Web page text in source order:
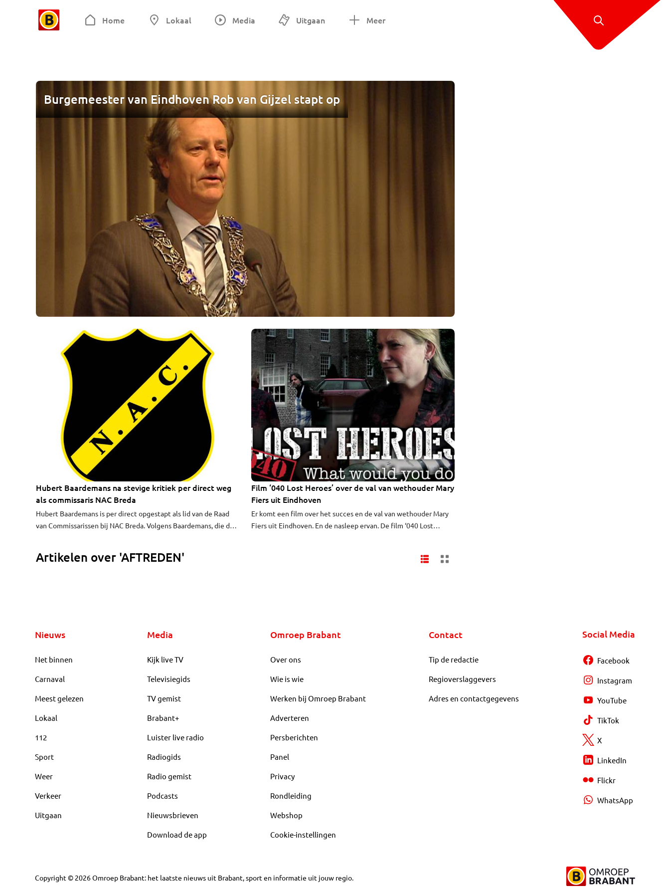
Home Lokaal Media Uitgaan Meer
Burgemeester van Eindhoven Rob van Gijzel stapt op
Hubert Baardemans na stevige kritiek per direct weg
als commissaris NAC Breda
Hubert Baardemans is per direct opgestapt als lid van de Raad
van Commissarissen bij NAC Breda. Volgens Baardemans, die de
verdient iemand die met volle toewijding het ambt kan
Film ‘040 Lost Heroes’ over de val van wethouder Mary
Fiers uit Eindhoven
Er komt een film over het succes en de val van wethouder Mary
Fiers uit Eindhoven. En de nasleep ervan. De film ‘040 Lost
Artikelen over 'AFTREDEN'
Nieuws
Net binnen
Carnaval
Meest gelezen
Lokaal
112
Sport
Weer
Verkeer
Uitgaan
Media
Kijk live TV
Televisiegids
TV gemist
Brabant+
Luister live radio
Radiogids
Radio gemist
Podcasts
Nieuwsbrieven
Download de app
Omroep Brabant
Over ons
Wie is wie
Werken bij Omroep Brabant
Adverteren
Persberichten
Panel
Privacy
Rondleiding
Webshop
Cookie-instellingen
Contact
Tip de redactie
Regioverslaggevers
Adres en contactgegevens
Social Media
Facebook
Instagram
YouTube
TikTok
X
LinkedIn
Flickr
WhatsApp
Copyright © 2026Omroep Brabant: het laatste nieuws uit Brabant, sport en informatie uit jouw regio.